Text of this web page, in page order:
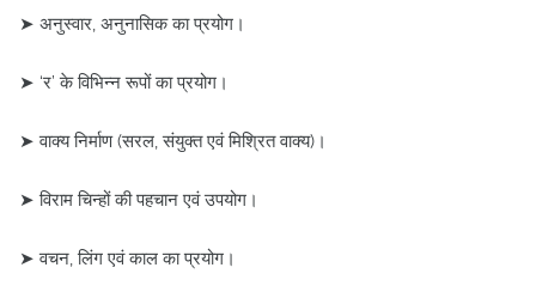
➤ अनुस्वार, अनुनासिक का प्रयोग।
➤ ‘र’ के विभिन्न रूपों का प्रयोग।
➤ वाक्य निर्माण (सरल, संयुक्त एवं मिश्रित वाक्य)।
➤ विराम चिन्हों की पहचान एवं उपयोग।
➤ वचन, लिंग एवं काल का प्रयोग।